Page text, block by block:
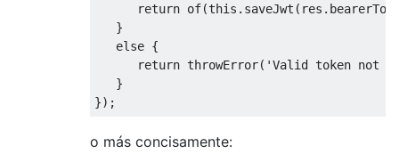
return of(this
   }
else {
return throwError( 'Valid token not
   }
o más concisamente: